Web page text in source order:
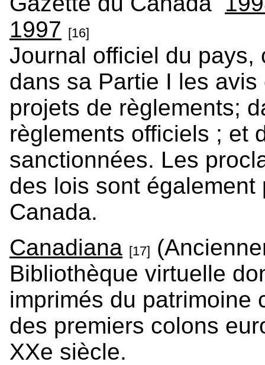
1997 [16]
Journal officiel du
dans sa Partie I les
projets de règlements;
règlements officiels ; et
sanctionnées. Les
des lois sont
Canada.
Canadiana [17]
Bibliothèque virtuelle
imprimés du patrimoine
des premiers colons
XXe siècle.